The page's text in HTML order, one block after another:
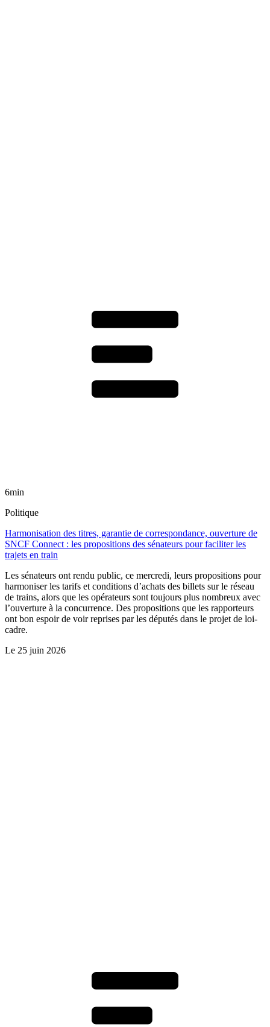
6min
Politique
Harmonisation des titres, garantie de correspondance, ouverture de
SNCF Connect : les propositions des sénateurs pour faciliter les
trajets en train
Les sénateurs ont rendu public, ce mercredi, leurs propositions pour
harmoniser les tarifs et conditions d’achats des billets sur le réseau
de trains, alors que les opérateurs sont toujours plus nombreux avec
l’ouverture à la concurrence. Des propositions que les rapporteurs
ont bon espoir de voir reprises par les députés dans le projet de loi-
cadre.
Le 25 juin 2026